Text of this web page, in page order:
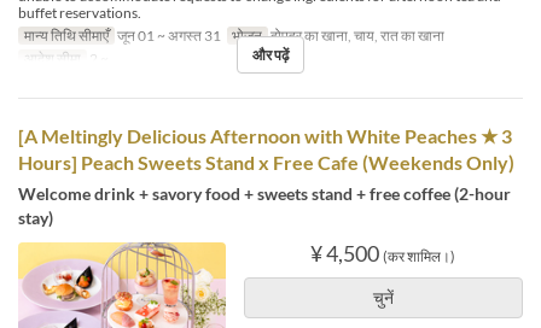
buffet reservations.
मान्य तिथि सीमाएँ जून 01 ~ अगस्त 31 भोजन दोपहर का खाना, चाय, रात का खाना
आदेश सीमा 2 ~ और पढ़ें
[A Meltingly Delicious Afternoon with White Peaches ★ 3
Hours] Peach Sweets Stand x Free Cafe (Weekends Only)
Welcome drink + savory food + sweets stand + free coffee (2-hour
stay)
¥ 4,500 (कर शामिल।)
चुनें